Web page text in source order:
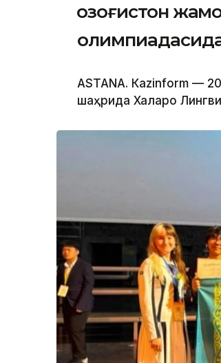
Қозоғистон
ASTANА. Кazinform —
шаҳрида Халқаро